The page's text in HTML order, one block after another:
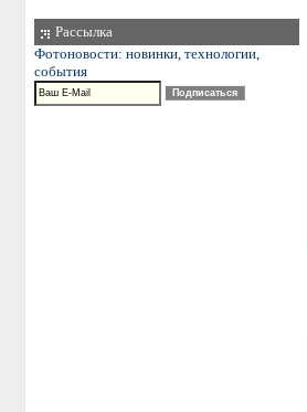
Рассылка
Фотоновости: новинки, технологии,
события